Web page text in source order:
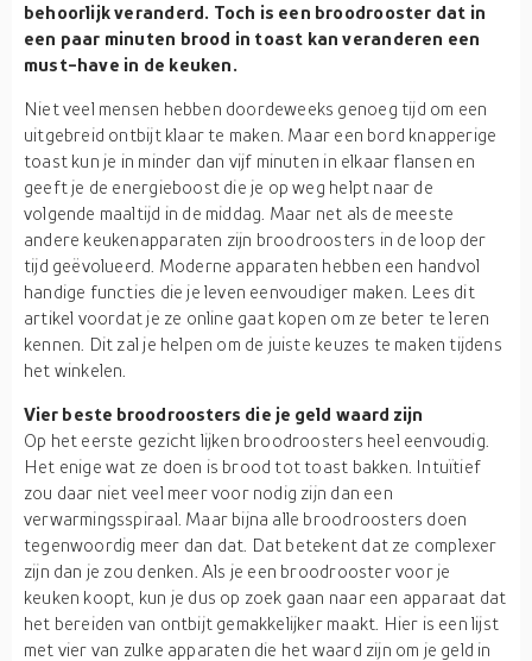
behoorlijk veranderd. Toch is een broodrooster dat in
een paar minuten brood in toast kan veranderen een
must-have in de keuken.
Niet veel mensen hebben doordeweeks genoeg tijd om een
uitgebreid ontbijt klaar te maken. Maar een bord knapperige
toast kun je in minder dan vijf minuten in elkaar flansen en
geeft je de energieboost die je op weg helpt naar de
volgende maaltijd in de middag. Maar net als de meeste
andere keukenapparaten zijn broodroosters in de loop der
tijd geëvolueerd. Moderne apparaten hebben een handvol
handige functies die je leven eenvoudiger maken. Lees dit
artikel voordat je ze online gaat kopen om ze beter te leren
kennen. Dit zal je helpen om de juiste keuzes te maken tijdens
het winkelen.
Vier beste broodroosters die je geld waard zijn
Op het eerste gezicht lijken broodroosters heel eenvoudig.
Het enige wat ze doen is brood tot toast bakken. Intuïtief
zou daar niet veel meer voor nodig zijn dan een
verwarmingsspiraal. Maar bijna alle broodroosters doen
tegenwoordig meer dan dat. Dat betekent dat ze complexer
zijn dan je zou denken. Als je een broodrooster voor je
keuken koopt, kun je dus op zoek gaan naar een apparaat dat
het bereiden van ontbijt gemakkelijker maakt. Hier is een lijst
met vier van zulke apparaten die het waard zijn om je geld in